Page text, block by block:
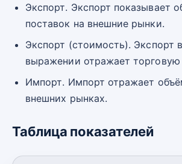
Экспорт. Экспорт показывает
поставок на внешние рынки.
Экспорт (стоимость). Экспорт
выражении отражает торговую
Импорт. Импорт отражает
внешних рынках.
Таблица показателей